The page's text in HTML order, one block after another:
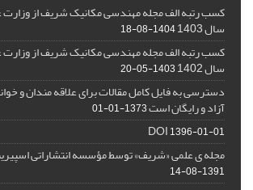
کسب رتبه الف مجله مهندسی مکانیک شریف از وزارت
سال 1403 1404-08-18
کسب رتبه الف مجله مهندسی مکانیک شریف از وزارت
سال 1402 1403-05-20
دسترسی به فایل کامل مقالات برای علاقه مندان و
آزاد و رایگان است1373-01-01
DOI1396-01-01
مجله ی علمی «شریف» توسط مؤسسه انتشاراتی
1391-08-14